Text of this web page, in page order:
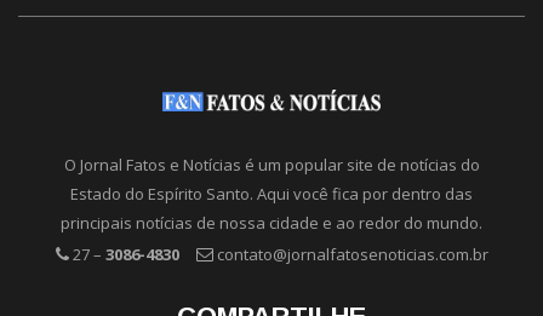
O Jornal Fatos e Notícias é um popular site de notícias do
Estado do Espírito Santo. Aqui você fica por dentro das
principais notícias de nossa cidade e ao redor do mundo.
27 – 3086-4830 contato@jornalfatosenoticias.com.br